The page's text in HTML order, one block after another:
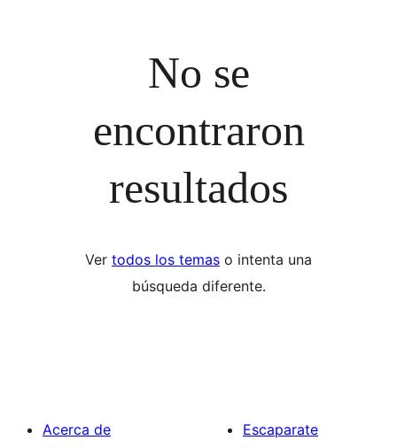
No se
encontraron
resultados
Ver todos los temas o intenta una
búsqueda diferente.
Acerca de
Escaparate